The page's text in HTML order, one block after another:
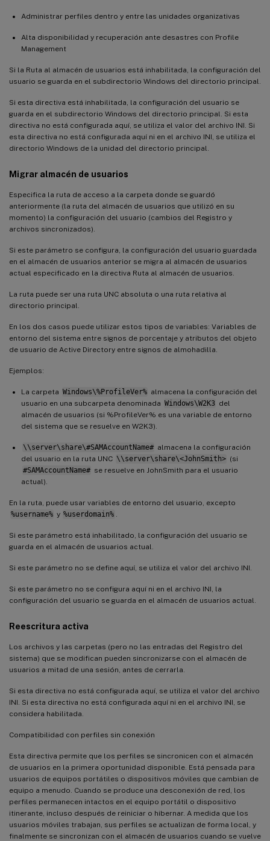
Administrar perfiles dentro y entre las unidades organizativas
Alta disponibilidad y recuperación ante desastres con Profile
Management
Si la Ruta al almacén de usuarios está inhabilitada, la configuración del
usuario se guarda en el subdirectorio Windows del directorio principal.
Si esta directiva está inhabilitada, la configuración del usuario se
guarda en el subdirectorio Windows del directorio principal. Si esta
directiva no está configurada aquí, se utiliza el valor del archivo INI. Si
esta directiva no está configurada aquí ni en el archivo INI, se utiliza el
directorio Windows de la unidad del directorio principal.
Migrar almacén de usuarios
Especifica la ruta de acceso a la carpeta donde se guardó
anteriormente (la ruta del almacén de usuarios que utilizó en su
momento) la configuración del usuario (cambios del Registro y
archivos sincronizados).
Si este parámetro se configura, la configuración del usuario guardada
en el almacén de usuarios anterior se migra al almacén de usuarios
actual especificado en la directiva Ruta al almacén de usuarios.
La ruta puede ser una ruta UNC absoluta o una ruta relativa al
directorio principal.
En los dos casos puede utilizar estos tipos de variables: Variables de
entorno del sistema entre signos de porcentaje y atributos del objeto
de usuario de Active Directory entre signos de almohadilla.
Ejemplos:
La carpeta Windows\%ProfileVer% almacena la configuración del
usuario en una subcarpeta denominada Windows\W2K3 del
almacén de usuarios (si %ProfileVer% es una variable de entorno
del sistema que se resuelve en W2K3).
\\server\share\#SAMAccountName# almacena la configuración
del usuario en la ruta UNC \\server\share\<JohnSmith> (si
#SAMAccountName# se resuelve en JohnSmith para el usuario
actual).
En la ruta, puede usar variables de entorno del usuario, excepto
%username% y %userdomain%
Si este parámetro está inhabilitado, la configuración del usuario se
guarda en el almacén de usuarios actual.
Si este parámetro no se define aquí, se utiliza el valor del archivo INI.
Si este parámetro no se configura aquí ni en el archivo INI, la
configuración del usuario se guarda en el almacén de usuarios actual.
Reescritura activa
Los archivos y las carpetas (pero no las entradas del Registro del
sistema) que se modifican pueden sincronizarse con el almacén de
usuarios a mitad de una sesión, antes de cerrarla.
Si esta directiva no está configurada aquí, se utiliza el valor del archivo
INI. Si esta directiva no está configurada aquí ni en el archivo INI, se
considera habilitada.
Compatibilidad con perfiles sin conexión
Esta directiva permite que los perfiles se sincronicen con el almacén
de usuarios en la primera oportunidad disponible. Está pensada para
usuarios de equipos portátiles o dispositivos móviles que cambian de
equipo a menudo. Cuando se produce una desconexión de red, los
perfiles permanecen intactos en el equipo portátil o dispositivo
itinerante, incluso después de reiniciar o hibernar. A medida que los
usuarios móviles trabajan, sus perfiles se actualizan de forma local, y
finalmente se sincronizan con el almacén de usuarios cuando se vuelve